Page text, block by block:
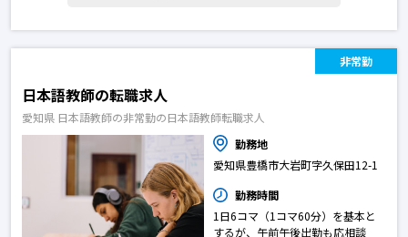
非常勤
日本語教師の転職求人
愛知県 日本語教師の非常勤の日本語教師転職求人
勤務地
愛知県豊橋市大岩町字久保田12-1
勤務時間
1日6コマ（1コマ60分）を基本と
するが、午前午後出勤も応相談